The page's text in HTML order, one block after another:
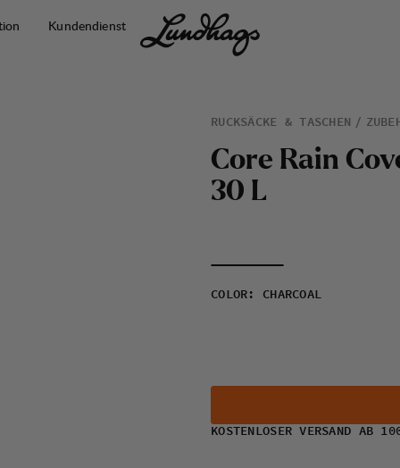
Kundendienst
RUCKSÄCKE & TASCHEN
Core Rain Cov
30 L
COLOR : CHARCOAL
KOSTENLOSER VERSAND AB